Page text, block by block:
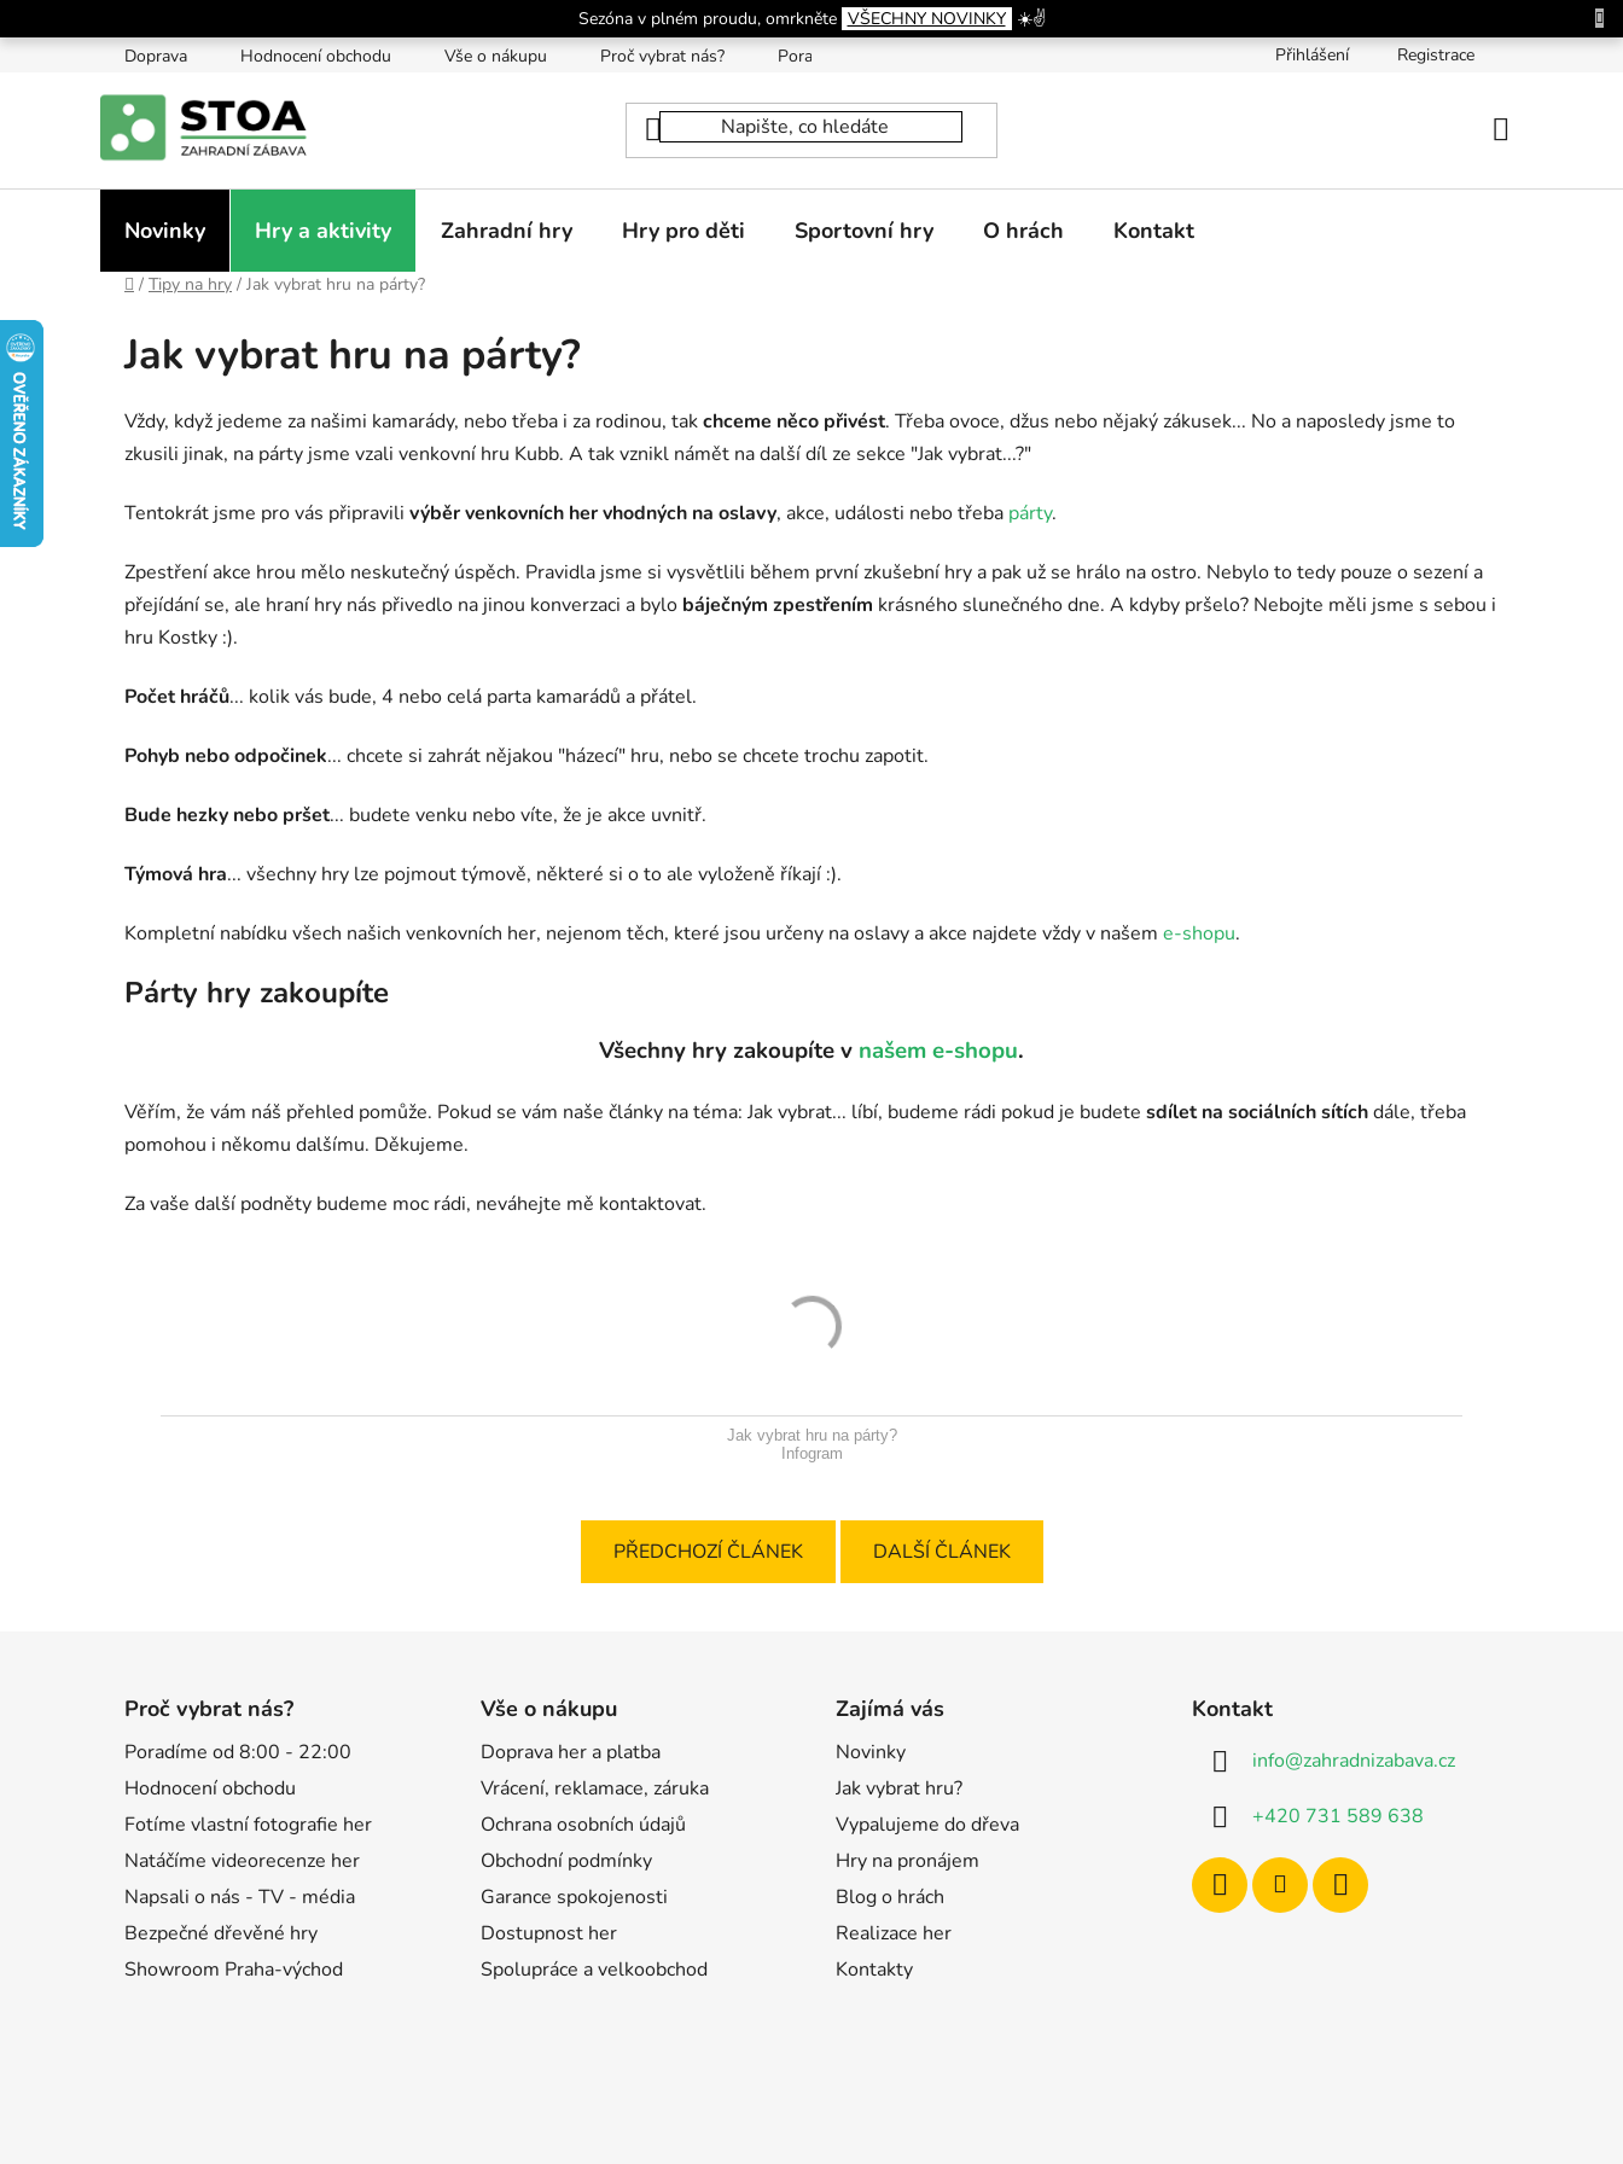
na
Sezóna v plném proudu, omrkněte VŠECHNY NOVINKY ☀️✌️
Doprava
Hodnocení obchodu Vše o nákupu Proč vybrat nás? Poradna Přihlášení Registrace
Novinky Hry a aktivity Zahradní hry Hry pro děti Sportovní hry O hrách Kontakt
Domů
/ Tipy na hry / Jak vybrat hru na párty?
Jak vybrat hru na párty?
Vždy, když jedeme za našimi kamarády, nebo třeba i za rodinou, takchceme něco přivést. Třeba ovoce, džus nebo nějaký zákusek... No a naposledy jsme to
zkusili jinak, na párty jsme vzali venkovní hru Kubb. A tak vznikl námět na další díl ze sekce "Jak vybrat...?"
Tentokrát jsme pro vás připravili výběr venkovních her vhodných na oslavy, akce, události nebo třeba párty.
Zpestření akce hrou mělo neskutečný úspěch. Pravidla jsme si vysvětlili během první zkušební hry a pak už se hrálo na ostro. Nebylo to tedy pouze o sezení a
přejídání se, ale hraní hry nás přivedlo na jinou konverzaci a bylo báječným zpestřením krásného slunečného dne. A kdyby pršelo? Nebojte měli jsme s sebou i
hru Kostky :).
Počet hráčů... kolik vás bude, 4 nebo celá parta kamarádů a přátel.
Pohyb nebo odpočinek... chcete si zahrát nějakou "házecí" hru, nebo se chcete trochu zapotit.
Bude hezky nebo pršet... budete venku nebo víte, že je akce uvnitř.
Týmová hra... všechny hry lze pojmout týmově, některé si o to ale vyloženě říkají :).
Kompletní nabídku všech našich venkovních her, nejenom těch, které jsou určeny na oslavy a akce najdete vždy v našem e-shopu.
Párty hry zakoupíte
Všechny hry zakoupíte v našem e-shopu.
Věřím, že vám náš přehled pomůže. Pokud se vám naše články na téma: Jak vybrat... líbí, budeme rádi pokud je budete sdílet na sociálních sítíchdále, třeba
pomohou i někomu dalšímu. Děkujeme.
Za vaše další podněty budeme moc rádi, neváhejte mě kontaktovat.
Jak vybrat hru na párty?
Infogram
PŘEDCHOZÍ ČLÁNEK DALŠÍ ČLÁNEK
Proč vybrat nás?
Poradíme od 8:00 - 22:00
Hodnocení obchodu
Fotíme vlastní fotografie her
Natáčíme videorecenze her
Napsali o nás - TV - média
Bezpečné dřevěné hry
Showroom Praha-východ
Vše o nákupu
Doprava her a platba
Vrácení, reklamace, záruka
Ochrana osobních údajů
Obchodní podmínky
Garance spokojenosti
Dostupnost her
Spolupráce a velkoobchod
Zajímá vás
Novinky
Jak vybrat hru?
Vypalujeme do dřeva
Hry na pronájem
Blog o hrách
Realizace her
Kontakty
Kontakt
info@zahradnizabava.cz
+420 731 589 638